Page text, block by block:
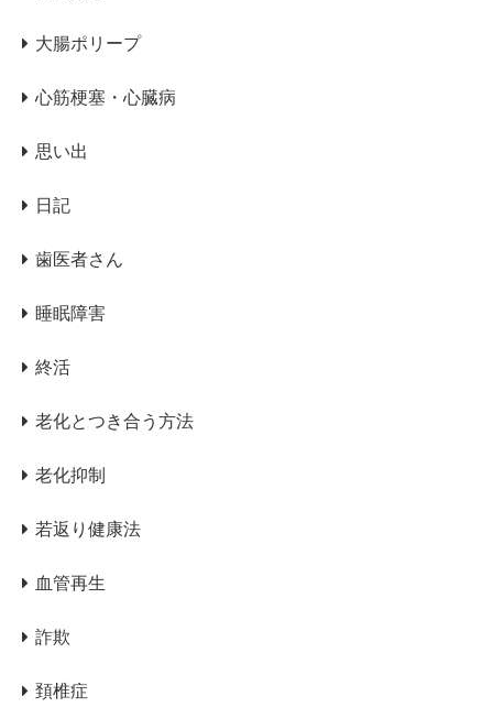
大腸ポリープ
心筋梗塞・心臓病
思い出
日記
歯医者さん
睡眠障害
終活
老化とつき合う方法
老化抑制
若返り健康法
血管再生
詐欺
頚椎症